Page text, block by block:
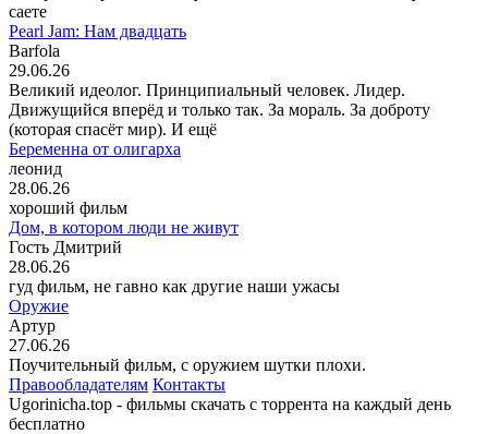
саете
Pearl Jam: Нам двадцать
Barfola
29.06.26
Великий идеолог. Принципиальный человек. Лидер.
Движущийся вперёд и только так. За мораль. За доброту
(которая спасёт мир). И ещё
Беременна от олигарха
леонид
28.06.26
хороший фильм
Дом, в котором люди не живут
Гость Дмитрий
28.06.26
гуд фильм, не гавно как другие наши ужасы
Оружие
Артур
27.06.26
Поучительный фильм, с оружием шутки плохи.
Правообладателям Контакты
Ugorinicha.top - фильмы скачать с торрента на каждый день
бесплатно